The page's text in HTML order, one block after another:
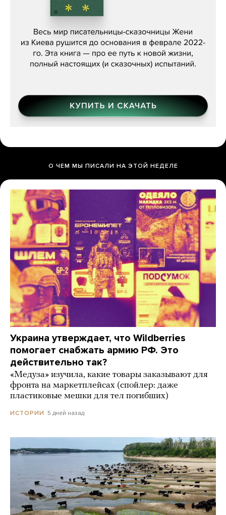
Женя Бережная, «(Не) о войне»
О ЧЕМ МЫ ПИСАЛИ НА ЭТОЙ НЕДЕЛЕ
Украина утверждает, что Wildberries
помогает снабжать армию РФ. Это
действительно так?
«Медуза» изучила, какие товары заказывают для
фронта на маркетплейсах (спойлер: даже
пластиковые мешки для тел погибших)
ИСТОРИИ 5 дней назад